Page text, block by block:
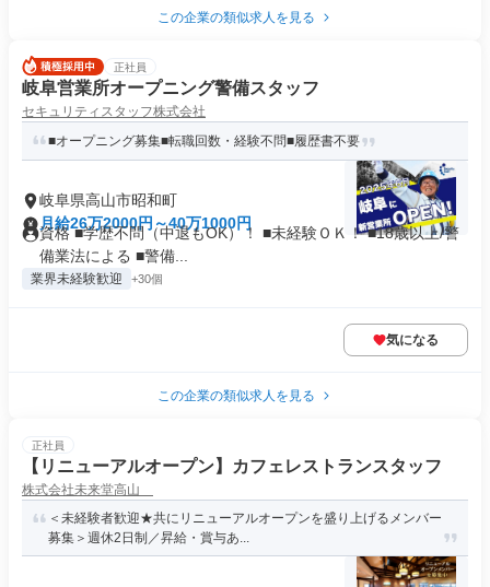
この企業の類似求人を見る
正社員
岐阜営業所オープニング警備スタッフ
セキュリティスタッフ株式会社
■オープニング募集■転職回数・経験不問■履歴書不要
岐阜県高山市昭和町
月給26万2000円～40万1000円
資格 ■学歴不問（中退もOK）！ ■未経験ＯＫ！ ■18歳以上/警
備業法による ■警備...
業界未経験歓迎 +30個
気になる
この企業の類似求人を見る
正社員
【リニューアルオープン】カフェレストランスタッフ
株式会社未来堂高山
＜未経験者歓迎★共にリニューアルオープンを盛り上げるメンバー
募集＞週休2日制／昇給・賞与あ...